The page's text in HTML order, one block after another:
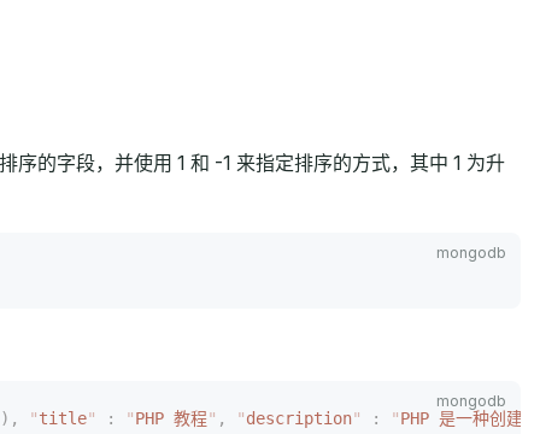
的字段，并使用 1 和 -1 来指定排序的方式，其中 1 为升
), "title" : "PHP 教程" , "description" : "PHP 是一种创建